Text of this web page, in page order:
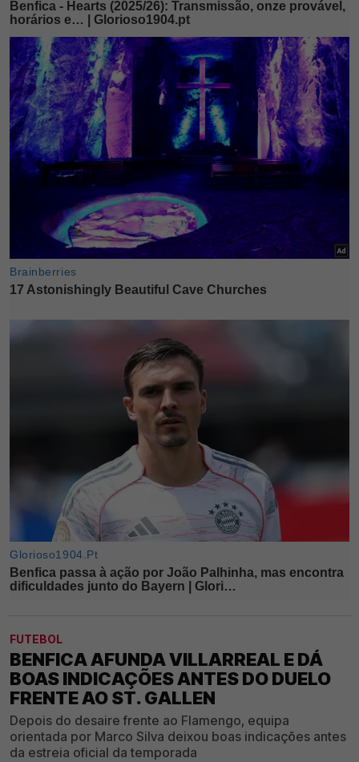
FUTEBOL
BENFICA AFUNDA VILLARREAL E DÁ
BOAS INDICAÇÕES ANTES DO DUELO
FRENTE AO ST. GALLEN
Depois do desaire frente ao Flamengo, equipa
orientada por Marco Silva deixou boas indicações antes
da estreia oficial da temporada